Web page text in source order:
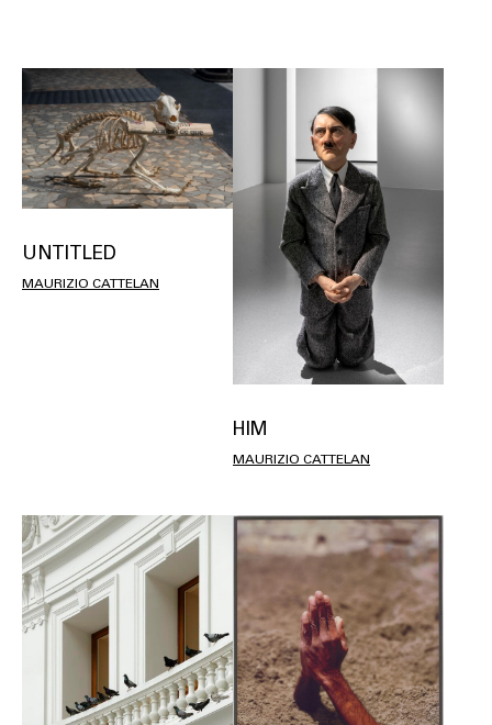
UNTITLED
MAURIZIO CATTELAN
HIM
MAURIZIO CATTELAN